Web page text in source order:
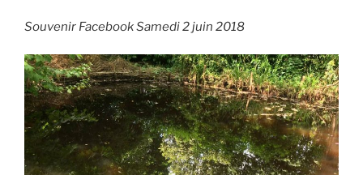
Souvenir Facebook Samedi 2 juin 2018